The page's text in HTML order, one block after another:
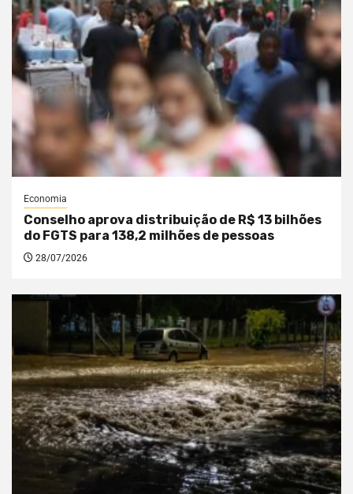
Economia
Conselho aprova distribuição de R$ 13 bilhões
do FGTS para 138,2 milhões de pessoas
28/07/2026